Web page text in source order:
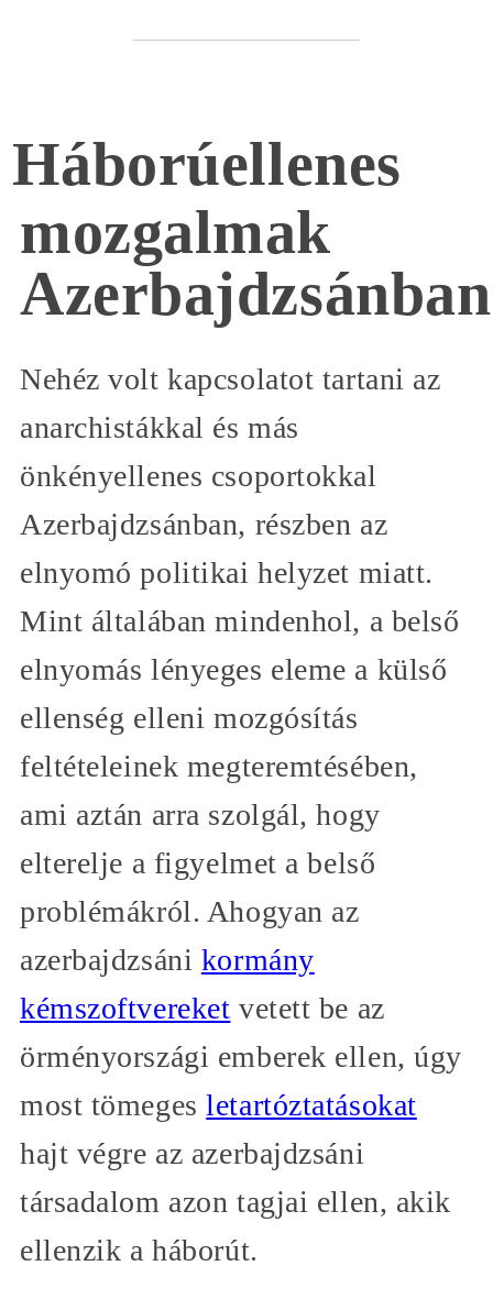
Háborúellenes
mozgalmak
Azerbajdzsánban
Nehéz volt kapcsolatot tartani az
anarchistákkal és más
önkényellenes csoportokkal
Azerbajdzsánban, részben az
elnyomó politikai helyzet miatt.
Mint általában mindenhol, a belső
elnyomás lényeges eleme a külső
ellenség elleni mozgósítás
feltételeinek megteremtésében,
ami aztán arra szolgál, hogy
elterelje a figyelmet a belső
problémákról. Ahogyan az
azerbajdzsáni kormány
kémszoftvereket vetett be az
örményországi emberek ellen, úgy
most tömegesletartóztatásokat
hajt végre az azerbajdzsáni
társadalom azon tagjai ellen, akik
ellenzik a háborút.